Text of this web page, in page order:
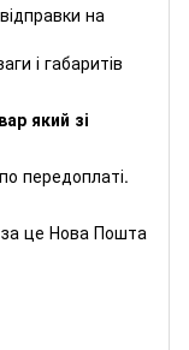
на
і габаритів
який зі
передоплаті.
за це Нова Пошта